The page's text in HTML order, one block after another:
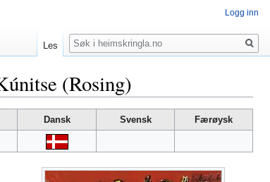
(Rosing)
Dansk Svensk
Færøysk
Logg inn
Les
Søk